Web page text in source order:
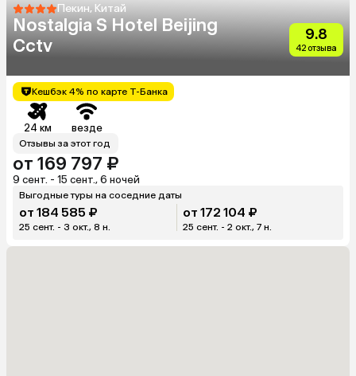
Пекин, Китай
Nostalgia S Hotel Beijing
Cctv
9.8
42 отзыва
Кешбэк 4% по карте Т-Банка
24 км везде
Отзывы за этот год
от 169 797 ₽
9 сент. - 15 сент., 6 ночей
Выгодные туры на соседние даты
от 184 585 ₽
25 сент. - 3 окт., 8 н.
от 172 104 ₽
25 сент. - 2 окт., 7 н.